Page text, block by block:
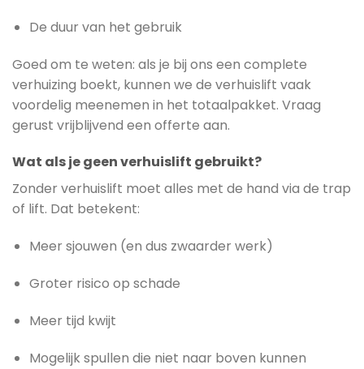
De duur van het gebruik
Goed om te weten: als je bij ons een complete
verhuizing boekt, kunnen we de verhuislift vaak
voordelig meenemen in het totaalpakket. Vraag
gerust vrijblijvend een offerte aan.
Wat als je geen verhuislift gebruikt?
Zonder verhuislift moet alles met de hand via de trap
of lift. Dat betekent:
Meer sjouwen (en dus zwaarder werk)
Groter risico op schade
Meer tijd kwijt
Mogelijk spullen die niet naar boven kunnen